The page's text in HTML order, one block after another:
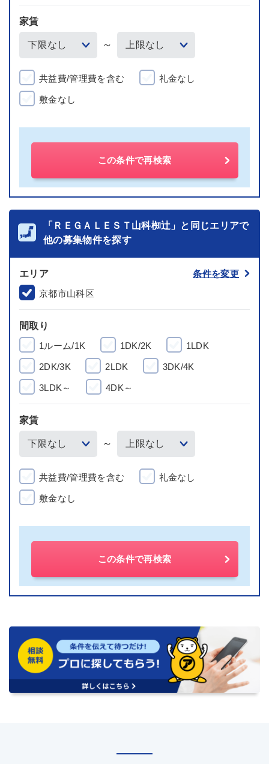
家賃
～
共益費/管理費を含む 礼金なし
敷金なし
この条件で再検索
「ＲＥＧＡＬＥＳＴ山科椥辻」と同じエリアで
他の募集物件を探す
エリア
条件を変更
京都市山科区
間取り
1ルーム/1K
1DK/2K 1LDK
2DK/3K 2LDK 3DK/4K
3LDK～ 4DK～
家賃
～
共益費/管理費を含む 礼金なし
敷金なし
この条件で再検索